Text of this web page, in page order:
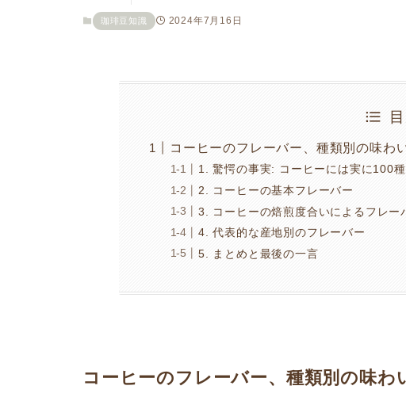
珈琲豆知識 2024年7月16日
コーヒーのフレーバー、種類別の味わ
1. 驚愕の事実: コーヒーには実に100
2. コーヒーの基本フレーバー
3. コーヒーの焙煎度合いによるフレー
4. 代表的な産地別のフレーバー
5. まとめと最後の一言
コーヒーのフレーバー、種類別の味わ